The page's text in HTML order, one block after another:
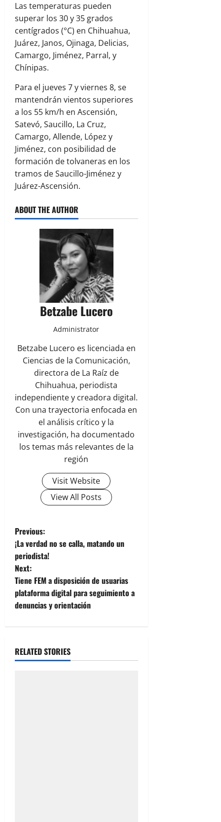
Las temperaturas pueden
superar los 30 y 35 grados
centígrados (°C) en Chihuahua,
Juárez, Janos, Ojinaga, Delicias,
Camargo, Jiménez, Parral, y
Chínipas.
Para el jueves 7 y viernes 8, se
mantendrán vientos superiores
a los 55 km/h en Ascensión,
Satevó, Saucillo, La Cruz,
Camargo, Allende, López y
Jiménez, con posibilidad de
formación de tolvaneras en los
tramos de Saucillo-Jiménez y
Juárez-Ascensión.
ABOUT THE AUTHOR
Betzabe Lucero
Administrator
Betzabe Lucero es licenciada en
Ciencias de la Comunicación,
directora de La Raíz de
Chihuahua, periodista
independiente y creadora digital.
Con una trayectoria enfocada en
el análisis crítico y la
investigación, ha documentado
los temas más relevantes de la
región
Visit Website
View All Posts
P
o
s
t
v
Previous:
¡La verdad no se calla, matando un
periodista!
Next:
Tiene FEM a disposición de usuarias
plataforma digital para seguimiento a
denuncias y orientación
RELATED STORIES